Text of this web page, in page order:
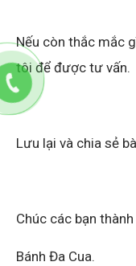
Nếu còn thắc mắc
tôi để được tư vấn.
Lưu lại và chia sẻ
Chúc các bạn
Bánh Đa Cua.